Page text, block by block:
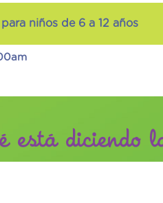
para niños de 6 a 12 años
está diciendo